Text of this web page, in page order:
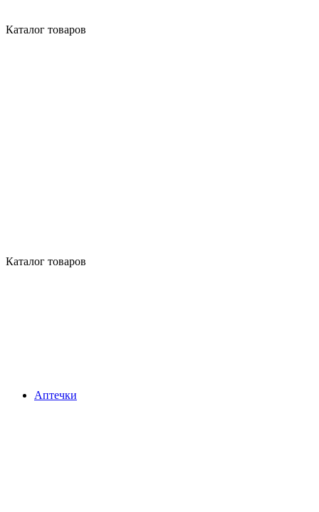
Каталог товаров
Каталог товаров
Аптечки